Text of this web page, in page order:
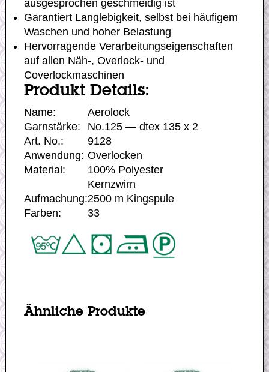
ausgesprochen geschmeidig ist
Garantiert Langlebigkeit, selbst bei häufigem
Waschen und hoher Belastung
Hervorragende Verarbeitungseigenschaften
auf allen Näh-, Overlock- und
Coverlockmaschinen
Produkt Details:
Name:
Aerolock
Garnstärke:
No.125 — dtex 135 x 2
Art. No.:
9128
Anwendung: Overlocken
Material:
100% Polyester
Kernzwirn
Aufmachung:2500 m Kingspule
Farben:
33
Ähnliche Produkte